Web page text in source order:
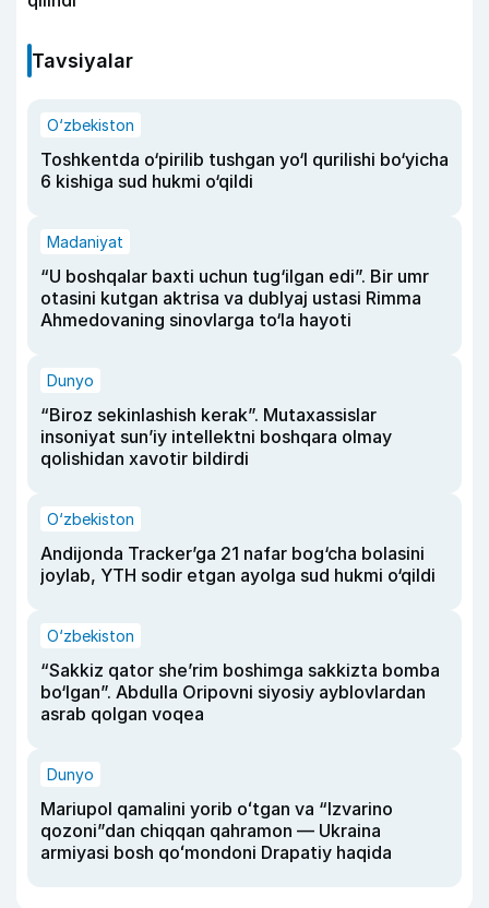
Tavsiyalar
O‘zbekiston
Toshkentda o‘pirilib tushgan yo‘l qurilishi bo‘yicha
6 kishiga sud hukmi o‘qildi
Madaniyat
“U boshqalar baxti uchun tug‘ilgan edi”. Bir umr
otasini kutgan aktrisa va dublyaj ustasi Rimma
Ahmedovaning sinovlarga to‘la hayoti
Dunyo
“Biroz sekinlashish kerak”. Mutaxassislar
insoniyat sun’iy intellektni boshqara olmay
qolishidan xavotir bildirdi
O‘zbekiston
Andijonda Tracker’ga 21 nafar bog‘cha bolasini
joylab, YTH sodir etgan ayolga sud hukmi o‘qildi
O‘zbekiston
“Sakkiz qator she’rim boshimga sakkizta bomba
bo‘lgan”. Abdulla Oripovni siyosiy ayblovlardan
asrab qolgan voqea
Dunyo
Mariupol qamalini yorib oʻtgan va “Izvarino
qozoni”dan chiqqan qahramon — Ukraina
armiyasi bosh qoʻmondoni Drapatiy haqida